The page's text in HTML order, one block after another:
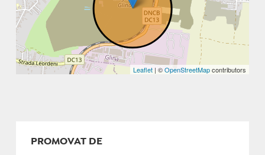
Leaflet | ©OpenStreetMapcontributors
PROMOVAT DE